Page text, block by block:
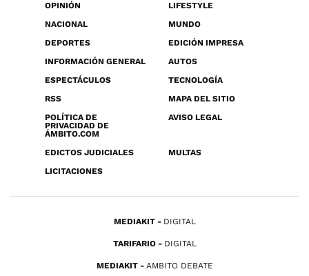
OPINIÓN
LIFESTYLE
NACIONAL
MUNDO
DEPORTES
EDICIÓN IMPRESA
INFORMACIÓN GENERAL
AUTOS
ESPECTÁCULOS
TECNOLOGÍA
RSS
MAPA DEL SITIO
POLÍTICA DE
PRIVACIDAD DE
ÁMBITO.COM
AVISO LEGAL
EDICTOS JUDICIALES
MULTAS
LICITACIONES
MEDIAKIT DIGITAL
TARIFARIO DIGITAL
MEDIAKIT AMBITO DEBATE